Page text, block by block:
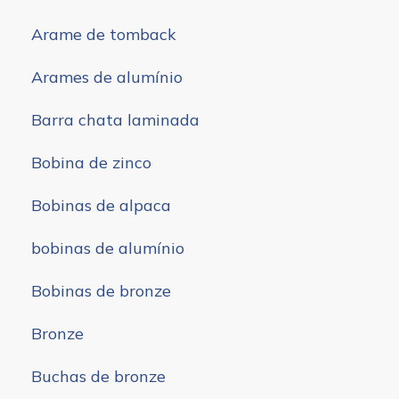
Arame de tomback
Arames de alumínio
Barra chata laminada
Bobina de zinco
Bobinas de alpaca
bobinas de alumínio
Bobinas de bronze
Bronze
Buchas de bronze